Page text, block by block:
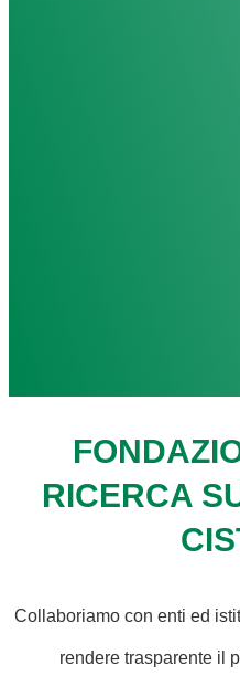
RICERCA
Collaboriamo con enti ed
rendere trasparente il